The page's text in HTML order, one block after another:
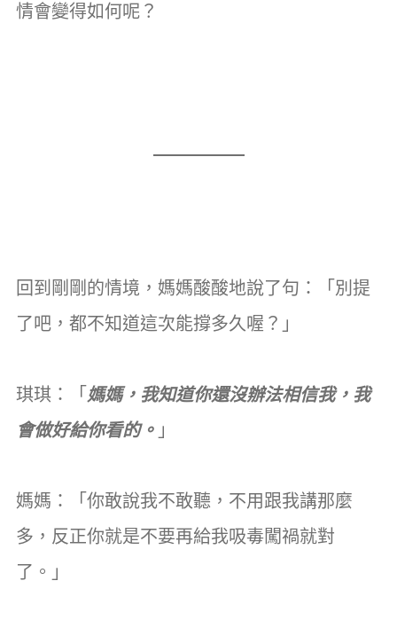
情會變得如何呢？
回到剛剛的情境，媽媽酸酸地說了句：「別提
了吧，都不知道這次能撐多久喔？」
琪琪：「媽媽，我知道你還沒辦法相信我，我
會做好給你看的。 」
媽媽：「你敢說我不敢聽，不用跟我講那麼
多，反正你就是不要再給我吸毒闖禍就對
了。」